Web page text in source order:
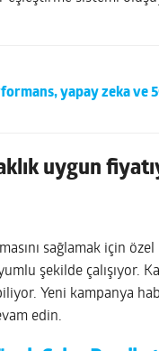
yapay zeka ve
uygun
sağlamak için
şekilde çalışıyor.
Yeni kampanya
edin.